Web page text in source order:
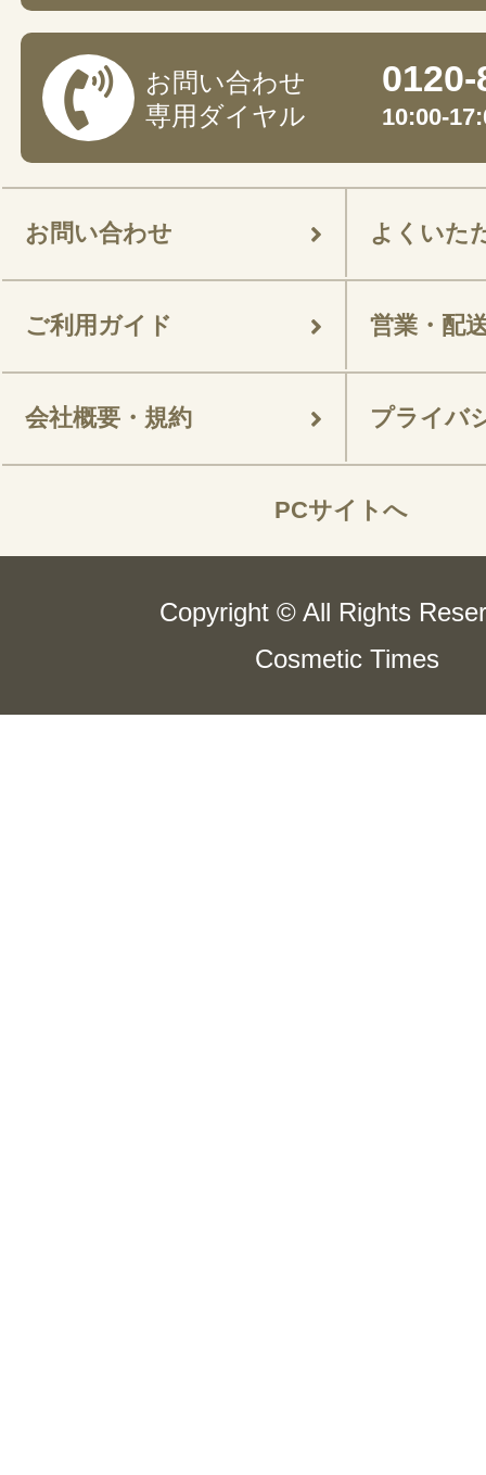
お問い合わせ
専用ダイヤル
10:00-
お問い合わせ よくいた
ご利用ガイド 営業・配
会社概要・規約 プライバ
PCサイトへ
Copyright © All Rights
Cosmetic Times